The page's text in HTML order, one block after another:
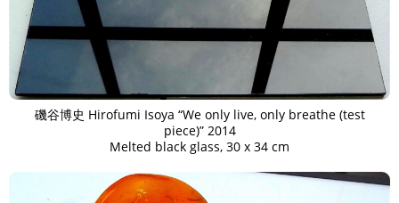
磯谷博史 Hirofumi Isoya “We only live, only breathe (test
piece)” 2014
Melted black glass, 30 x 34 cm